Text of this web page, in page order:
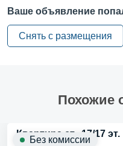
Парковка —подземная
Этажей в доме —
Ремонт —косметический
Ваше объявление
Снять с размещения
Похожие
Квартира ст., 17/17 эт.
Без комиссии